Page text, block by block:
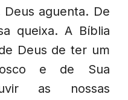
aguenta. De
queixa. A Bíblia
Deus de ter um
e de Sua
as nossas